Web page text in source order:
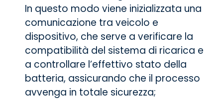
In questo modo viene inizializzata una
comunicazione tra veicolo e
dispositivo, che serve a verificare la
compatibilità del sistema di ricarica e
a controllare l’effettivo stato della
batteria, assicurando che il processo
avvenga in totale sicurezza;